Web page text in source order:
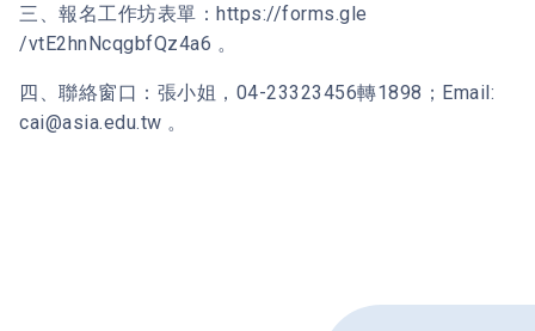
三、報名工作坊表單：https://forms.gle
/vtE2hnNcqgbfQz4a6 。
四、聯絡窗口：張小姐，04-23323456轉1898；Email:
cai@asia.edu.tw 。